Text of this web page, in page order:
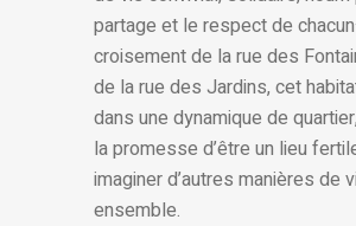
partage et le respect de
croisement de la rue des
de la rue des Jardins, cet
dans une dynamique de
la promesse d’être un lieu
imaginer d’autres manières de
ensemble.